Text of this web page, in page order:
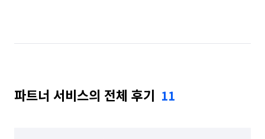
파트너 서비스의 전체 후기 11